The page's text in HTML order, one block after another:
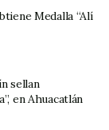
Medalla “Alí
sellan
en Ahuacatlán